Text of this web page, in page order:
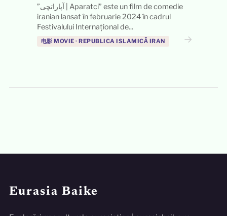
”آپاراتچی | Aparatci” este un film de comedie
iranian lansat în februarie 2024 în cadrul
Festivalului Internațional de...
电影 MOVIE · REPUBLICA ISLAMICĂ IRAN →
Eurasia Baike